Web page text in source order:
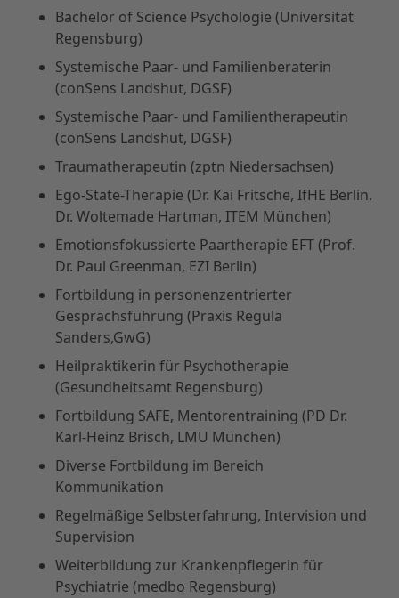
Bachelor of Science Psychologie (Universität
Regensburg)
Systemische Paar- und Familienberaterin
(conSens Landshut, DGSF)
Systemische Paar- und Familientherapeutin
(conSens Landshut, DGSF)
Traumatherapeutin (zptn Niedersachsen)
Ego-State-Therapie (Dr. Kai Fritsche, IfHE Berlin,
Dr. Woltemade Hartman, ITEM München)
Emotionsfokussierte Paartherapie EFT (Prof.
Dr. Paul Greenman, EZI Berlin)
Fortbildung in personenzentrierter
Gesprächsführung (Praxis Regula
Sanders,GwG)
Heilpraktikerin für Psychotherapie
(Gesundheitsamt Regensburg)
Fortbildung SAFE, Mentorentraining (PD Dr.
Karl-Heinz Brisch, LMU München)
Diverse Fortbildung im Bereich
Kommunikation
Regelmäßige Selbsterfahrung, Intervision und
Supervision
Weiterbildung zur Krankenpflegerin für
Psychiatrie (medbo Regensburg)